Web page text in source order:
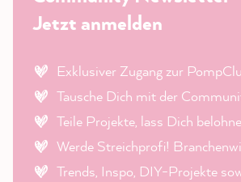
Jetzt anmelden
Exklusiver Zugang zur
Tausche Dich mit der
Teile Projekte, lass Dich
Werde Streichprofi!
Trends, Inspo, DIY-Projekte